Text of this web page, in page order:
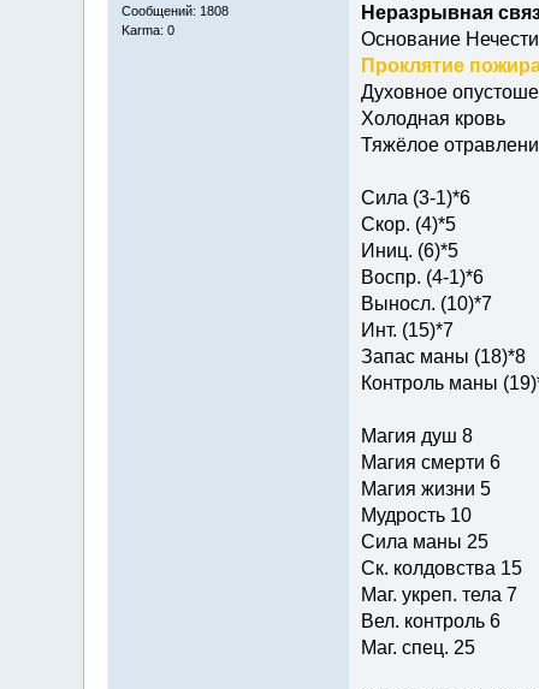
Сообщений: 1808
Karma: 0
Неразрывная
Основание
Проклятие
Духовное
Холодная кровь
Тяжёлое
Сила (3-1)*6
Скор. (4)*5
Иниц. (6)*5
Воспр. (4-1)*6
Выносл. (10)*7
Инт. (15)*7
Запас маны (18)*8
Контроль маны
Магия душ 8
Магия смерти 6
Магия жизни 5
Мудрость 10
Сила маны 25
Ск. колдовства 15
Маг. укреп. тела 7
Вел. контроль 6
Маг. спец. 25